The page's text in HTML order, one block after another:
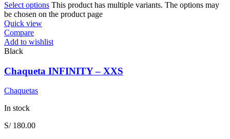
Select options This product has multiple variants. The options may
be chosen on the product page
Quick view
Compare
Add to wishlist
Black
Chaqueta INFINITY – XXS
Chaquetas
In stock
S/180.00